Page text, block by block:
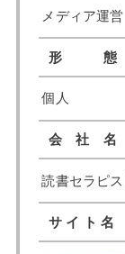
メディア運営
形 態
個人
会 社 名
読書セラピ
サ イ ト 名